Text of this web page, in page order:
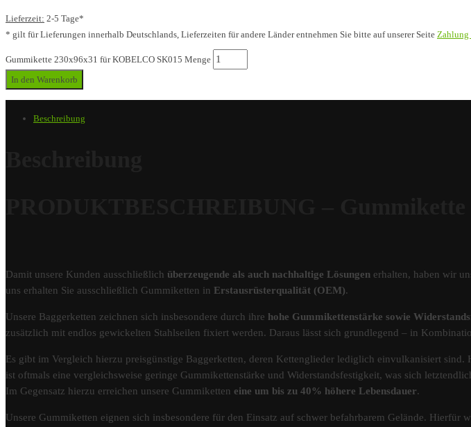
Lieferzeit: 2-5 Tage*
* gilt für Lieferungen innerhalb Deutschlands, Lieferzeiten für andere Länder entnehmen Sie bitte auf unserer Seite Zahlung
Gummikette 230x96x31 für KOBELCO SK015 Menge
In den Warenkorb
Beschreibung
Damit unsere Kunden ausschließlich überzeugende als auch nachhaltige Lösungen erhalten, haben wir
uns erhalten Sie ausschließlich Gummiketten in Erstausrüsterqualität (OEM).
Unsere Baggerketten zeichnen sich insbesondere durch ihre hohe Gummikettenstärke sowie
zusätzlich mit endlos gewickelten Stahlseilen fixiert werden. Daraus lässt sich grundlegend – in
Es gibt im Vergleich hierzu preisgünstige Baggerketten, deren Kettenglieder lediglich einvulkanisiert
ist oftmals eine vergleichsweise geringe Gummikettenstärke und Widerstandsfestigkeit, was sich
Im Gegensatz hierzu erreichen unsere Gummiketten eine um bis zu 40% höhere Lebensdauer.
Unsere Gummiketten eignen sich insbesondere für den Einsatz auf schwer befahrbarem Gelände.